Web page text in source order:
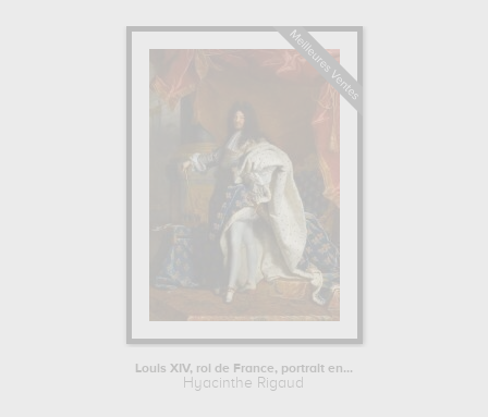
Louis XIV, roi de France, portrait en...
Hyacinthe Rigaud